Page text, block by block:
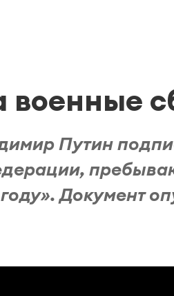
военные
Путин
Документ